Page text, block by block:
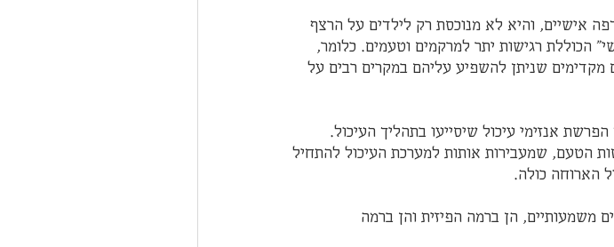
אישיים, והיא לא מנוכסת רק לילדים על הרצף
הכוללת רגישות יתר למרקמים וטעמים. כלומר,
מקדימים שניתן להשפיע עליהם במקרים רבים על
אנזימי עיכול שיסייעו בתהליך העיכול.
הטעם, שמעבירות אותות למערכת העיכול להתחיל
הארוחה כולה.
משמעותיים, הן ברמה הפיזית והן ברמה